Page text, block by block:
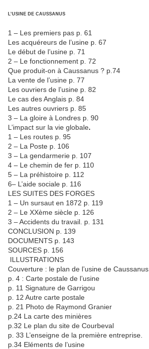
L’USINE DE CAUSSANUS
1 – Les premiers pas p. 61
Les acquéreurs de l’usine p. 67
Le début de l’usine p. 71
2 – Le fonctionnement p. 72
Que produit-on à Caussanus ? p.74
La vente de l’usine p. 77
Les ouvriers de l’usine p. 82
Le cas des Anglais p. 84
Les autres ouvriers p. 85
3 – La gloire à Londres p. 90
L’impact sur la vie globale.
1 – Les routes p. 95
2 – La Poste p. 106
3 – La gendarmerie p. 107
4 – Le chemin de fer p. 110
5 – La préhistoire p. 112
6– L’aide sociale p. 116
LES SUITES DES FORGES
1 – Un sursaut en 1872 p. 119
2 – Le XXème siècle p. 126
3 – Accidents du travail. p. 131
CONCLUSION p. 139
DOCUMENTS p. 143
SOURCES p. 156
ILLUSTRATIONS
Couverture : le plan de l’usine de Caussanus.
p. 4 : Carte postale de l’usine
p. 11 Signature de Garrigou
p. 12 Autre carte postale
p. 21 Photo de Raymond Granier
p.24 La carte des minières
p.32 Le plan du site de Courbeval
p. 33 L’enseigne de la première entreprise.
p.34 Eléments de l’usine